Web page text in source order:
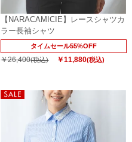
【NARACAMICIE】レースシャツカ
ラー長袖シャツ
タイムセール55%OFF
￥26,400(税込) ￥11,880(税込)